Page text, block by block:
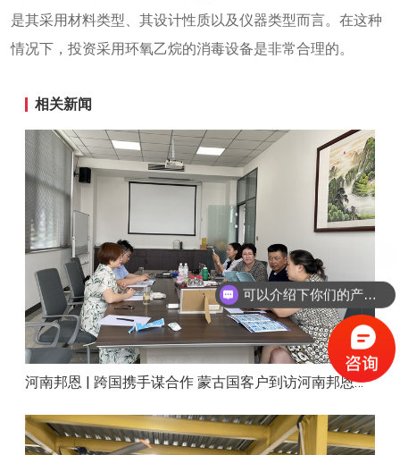
是其采用材料类型、其设计性质以及仪器类型而言。在这种
情况下，投资采用环氧乙烷的消毒设备是非常合理的。
相关新闻
河南邦恩 | 跨国携手谋合作 蒙古国客户到访河南邦恩实地考察洽谈
可以介绍下你们的产品么？